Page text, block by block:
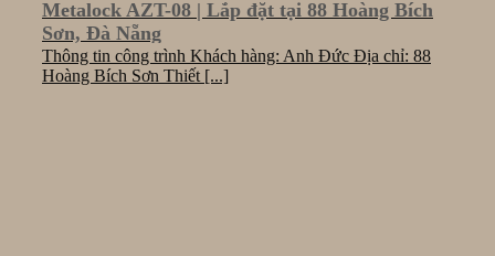
Metalock AZT-08 | Lắp đặt tại 88 Hoàng Bích
Sơn, Đà Nẵng
Thông tin công trình Khách hàng: Anh Đức Địa chỉ: 88
Hoàng Bích Sơn Thiết [...]